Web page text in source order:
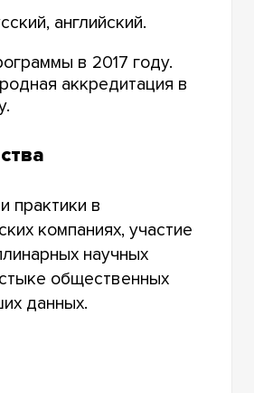
английский.
в 2017 году.
аккредитация в
практики в
компаниях, участие
научных
общественных
данных.